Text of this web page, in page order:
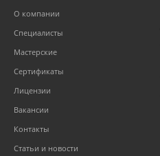
О компании
Специалисты
Мастерские
Сертификаты
Лицензии
Вакансии
Контакты
Статьи и новости